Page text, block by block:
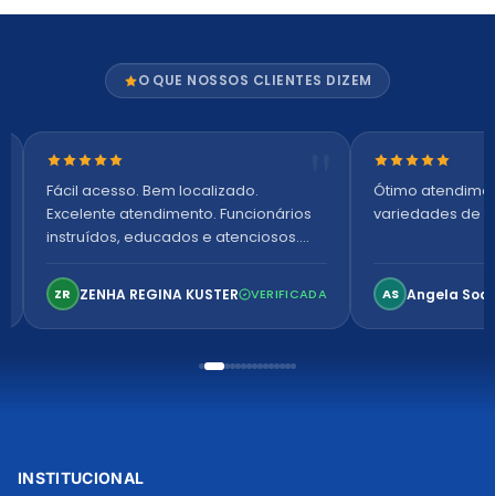
O QUE NOSSOS CLIENTES DIZEM
Nota 5 de 5 estrelas
Fácil acesso. Bem localizado.
Excelente atendimento. Funcionários
instruídos, educados e atenciosos.
confortável. Perfeito!
ZR ZENHA REGINA KUSTER VERIFICADA
Nota 5 de 5
Ótimo
variedades de
AS Angela
INSTITUCIONAL